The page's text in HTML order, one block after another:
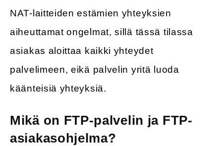
NAT-laitteiden estämien yhteyksien
aiheuttamat ongelmat, sillä tässä tilassa
asiakas aloittaa kaikki yhteydet
palvelimeen, eikä palvelin yritä luoda
käänteisiä yhteyksiä.
Mikä on FTP-palvelin ja FTP-
asiakasohjelma?